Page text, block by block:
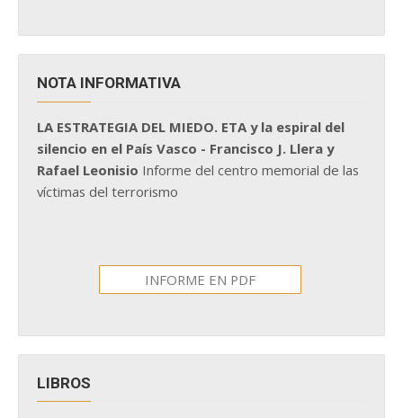
NOTA INFORMATIVA
LA ESTRATEGIA DEL MIEDO. ETA y la espiral del
silencio en el País Vasco - Francisco J. Llera y
Rafael Leonisio Informe del centro memorial de las
víctimas del terrorismo
INFORME EN PDF
LIBROS